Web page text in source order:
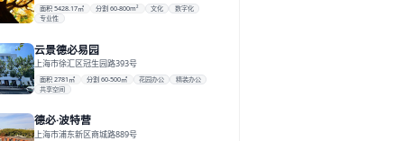
面积 5428.17㎡ 分割 60-800m² 文化
数字化
专业性
云景德必易园
上海市徐汇区冠生园路393号
面积 2781㎡ 分割 60-500㎡ 花园办公
精装办公
共享空间
德必·波特营
上海市浦东新区商城路889号